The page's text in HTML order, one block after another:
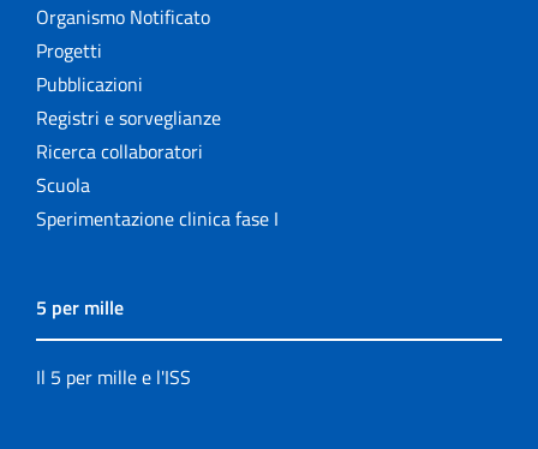
Organismo Notificato
Progetti
Pubblicazioni
Registri e sorveglianze
Ricerca collaboratori
Scuola
Sperimentazione clinica fase I
5 per mille
Il 5 per mille e l'ISS